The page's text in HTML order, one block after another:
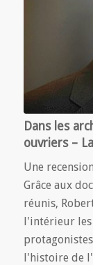
Dans les
ouvriers –
Une
Grâce aux
réunis,
l'intérieur les
l'histoire de